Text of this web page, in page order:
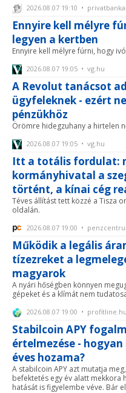
2026.08.07 19:10 •
Ennyire kell mélyre
legyen a kertben
Ennyire kell mélyre fúrni, hogy
2026.08.07 19:05 • vg.hu
A Revolut tanácsot
ügyfeleknek - ezért
pénzükhöz
Örömre hidegzuhany a hirtelen
2026.08.07 19:05 • vg.hu
Itt a totális fordulat:
kormányhivatal a
történt, a kínai cég
Téves állítást tett közzé a Tisza
oldalán.
2026.08.07 19:00 •
Működik a legális
tízezreket a
magyarok
A nyári hőségben könnyen
gépeket és a klímát nem
2026.08.07 19:00 • profitline.hu
Stabilcoin APY
értelmezése -
éves hozama?
A stabilcoin APY azt mutatja
befektetés egy év alatt
hatását is figyelembe véve. Bár